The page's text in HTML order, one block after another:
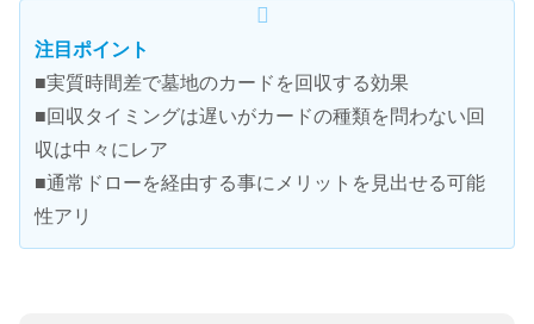
注目ポイント
■実質時間差で墓地のカードを回収する効果
■回収タイミングは遅いがカードの種類を問わない回
収は中々にレア
■通常ドローを経由する事にメリットを見出せる可能
性アリ